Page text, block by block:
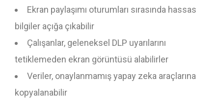
Ekran paylaşımı oturumları sırasında hassas
bilgiler açığa çıkabilir
Çalışanlar, geleneksel DLP uyarılarını
tetiklemeden ekran görüntüsü alabilirler
Veriler, onaylanmamış yapay zeka araçlarına
kopyalanabilir